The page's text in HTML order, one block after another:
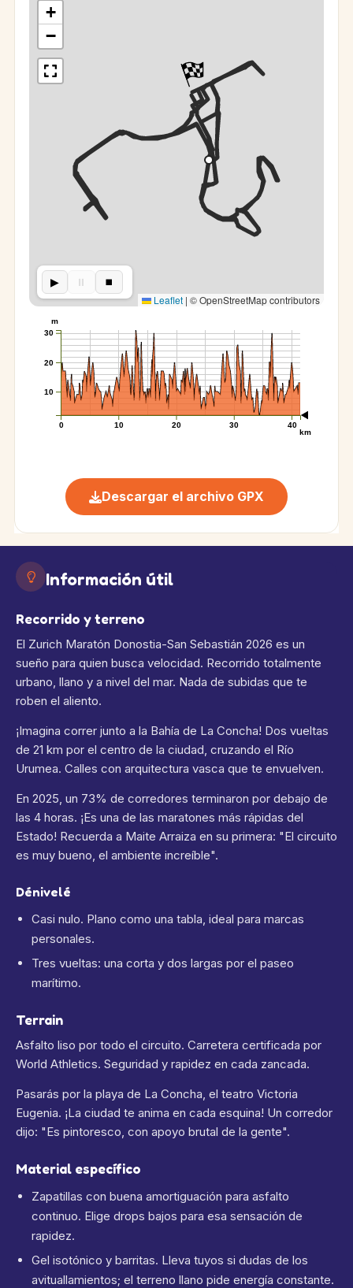
+
−
▶︎ ⏸︎ ⏹︎
Leaflet | © OpenStreetMap contributors
0 10 20 30 40
km
10
20
30
m
Descargar el archivo GPX
Información útil
Recorrido y terreno
El Zurich Maratón Donostia-San Sebastián 2026 es un
sueño para quien busca velocidad. Recorrido totalmente
urbano, llano y a nivel del mar. Nada de subidas que te
roben el aliento.
¡Imagina correr junto a la Bahía de La Concha! Dos vueltas
de 21 km por el centro de la ciudad, cruzando el Río
Urumea. Calles con arquitectura vasca que te envuelven.
En 2025, un 73% de corredores terminaron por debajo de
las 4 horas. ¡Es una de las maratones más rápidas del
Estado! Recuerda a Maite Arraiza en su primera: "El circuito
es muy bueno, el ambiente increíble".
Dénivelé
Casi nulo. Plano como una tabla, ideal para marcas
personales.
Tres vueltas: una corta y dos largas por el paseo
marítimo.
Terrain
Asfalto liso por todo el circuito. Carretera certificada por
World Athletics. Seguridad y rapidez en cada zancada.
Pasarás por la playa de La Concha, el teatro Victoria
Eugenia. ¡La ciudad te anima en cada esquina! Un corredor
dijo: "Es pintoresco, con apoyo brutal de la gente".
Material específico
Zapatillas con buena amortiguación para asfalto
continuo. Elige drops bajos para esa sensación de
rapidez.
Gel isotónico y barritas. Lleva tuyos si dudas de los
avituallamientos; el terreno llano pide energía constante.